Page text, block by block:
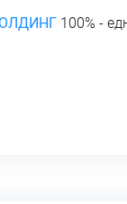
100% -